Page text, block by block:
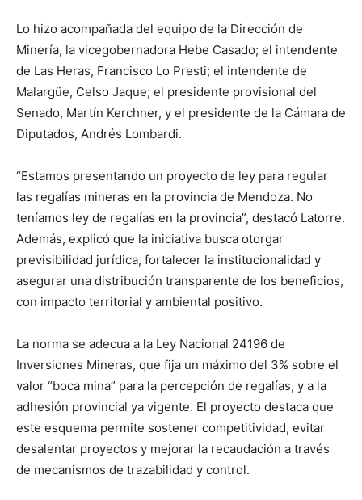
Lo hizo acompañada del equipo de la Dirección de
Minería, la vicegobernadora Hebe Casado; el intendente
de Las Heras, Francisco Lo Presti; el intendente de
Malargüe, Celso Jaque; el presidente provisional del
Senado, Martín Kerchner, y el presidente de la Cámara de
Diputados, Andrés Lombardi.
“Estamos presentando un proyecto de ley para regular
las regalías mineras en la provincia de Mendoza. No
teníamos ley de regalías en la provincia”, destacó Latorre.
Además, explicó que la iniciativa busca otorgar
previsibilidad jurídica, fortalecer la institucionalidad y
asegurar una distribución transparente de los beneficios,
con impacto territorial y ambiental positivo.
La norma se adecua a la Ley Nacional 24196 de
Inversiones Mineras, que fija un máximo del 3% sobre el
valor “boca mina” para la percepción de regalías, y a la
adhesión provincial ya vigente. El proyecto destaca que
este esquema permite sostener competitividad, evitar
desalentar proyectos y mejorar la recaudación a través
de mecanismos de trazabilidad y control.